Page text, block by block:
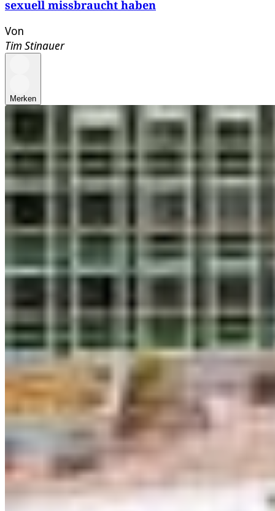
sexuell missbraucht haben
Von
Tim Stinauer
Merken